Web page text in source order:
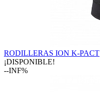
RODILLERAS ION K-PACT
¡DISPONIBLE!
--INF%